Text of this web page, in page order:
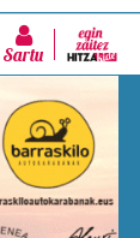
Sartu